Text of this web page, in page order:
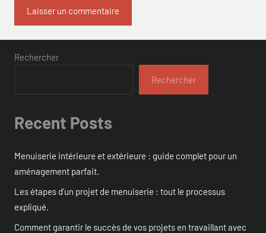
Rechercher
Rechercher
Recent Posts
Menuiserie intérieure et extérieure : guide complet pour un
aménagement parfait.
Les étapes d’un projet de menuiserie : tout le processus
expliqué.
Comment garantir le succès de vos projets en travaillant avec